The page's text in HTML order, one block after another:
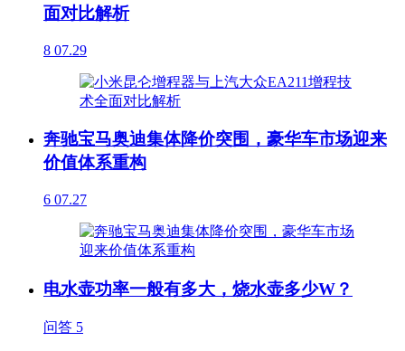
面对比解析
8 07.29
奔驰宝马奥迪集体降价突围，豪华车市场迎来
价值体系重构
6 07.27
电水壶功率一般有多大，烧水壶多少W？
问答 5